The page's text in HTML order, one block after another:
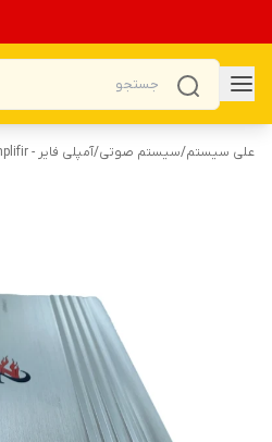
علی سیستم/سیستم صوتی/آمپلی فایر - amplifir